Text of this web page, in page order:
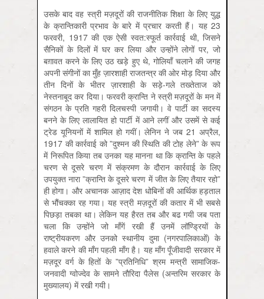
उसके बाद वह स्त्री मज़दूरों की राजनीतिक शिक्षा के लिए युद्ध
के क्रान्तिकारी प्रभाव के बारे में प्रचार करती हैं। यह 23
फरवरी, 1917 की एक ऐसी स्वत:स्फूर्त कार्रवाई थी, जिसने
सैनिकों के दिलों में घर कर लिया और उन्होंने लोगों पर, जो
बग़ावत करने के लिए उठ खड़े हुए थे, गोलियाँ चलाने की जगह
अपनी संगीनों का मुँह ज़ारशाही राजतन्त्र की ओर मोड़ दिया और
तीन दिनों के भीतर ज़ारशाही के सड़े-गले तख्तेताज को
नेस्तनाबूद कर दिया। फरवरी क्रान्ति ने स्त्री मज़दूरों के मन में
संगठन के प्रति गहरी दिलचस्पी जगायी। वे पार्टी का सदस्य
बनने के लिए लालायित हो पार्टी में आने लगीं और उसमें से कई
ट्रेड यूनियनों में शामिल हो गयीं। लेनिन ने जब 21 अप्रैल,
1917 की कार्रवाई को ”दुश्मन की स्थिति की टोह लेने” के रूप
में निरूपित किया तब उनका यह मानना था कि क्रान्ति के पहले
चरण से दूसरे चरण में संक्रमण के दौरान कार्रवाई के लिए
उपयुक्त नारा ”क्रान्ति के दूसरे चरण में जीत के लिए तैयार रहो”
ही होगा। और अचानक आज़ाद देश धोबिनों की आर्थिक हड़ताल
से भौंचक्का रह गया। यह स्त्री मज़दूरों की कतार में भी सबसे
पिछड़ा तबका था। लेकिन यह हैरत तब और बढ गयी जब पता
चला कि उन्होंने जो माँगें रखी हैं उनमें लॉण्ड्रियों के
राष्ट्रीयकरण और उनको स्थानीय दुमा (नगरपालिकाओं) के
हवाले करने की माँग पहली माँग है। यह माँग पूँजीवादी सरकार में
मज़दूर वर्ग के हितों के ”प्रतिनिधि” श्रम मन्त्री सामाजिक-
जनवादी ग्वोज्देव के सामने तौरिदा पैलेस (अन्तरिम सरकार के
मुख्यालय) में रखी गयी।